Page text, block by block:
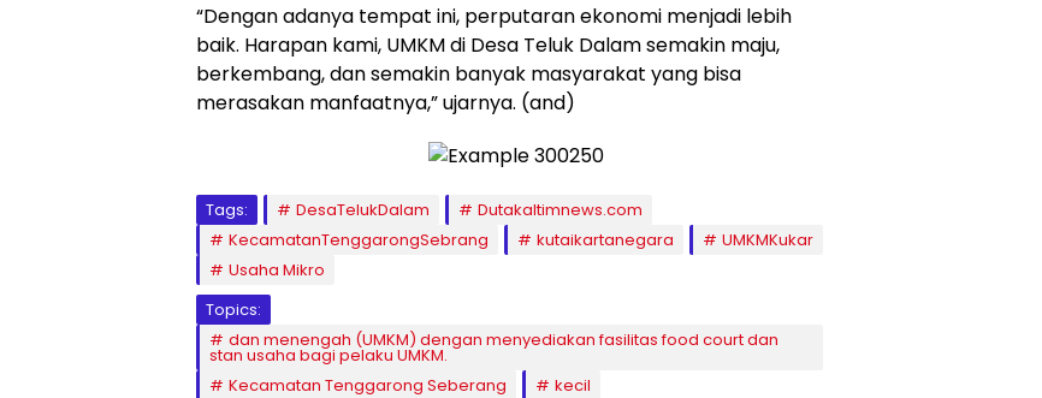
“Dengan adanya tempat ini, perputaran ekonomi menjadi lebih
baik. Harapan kami, UMKM di Desa Teluk Dalam semakin maju,
berkembang, dan semakin banyak masyarakat yang bisa
merasakan manfaatnya,” ujarnya. (and)
Tags: DesaTelukDalam
Dutakaltimnews.com
KecamatanTenggarongSebrang
kutaikartanegara
UMKMKukar
Usaha Mikro
Topics:
dan menengah (UMKM) dengan menyediakan fasilitas food court dan
stan usaha bagi pelaku UMKM.
Kecamatan Tenggarong Seberang
kecil